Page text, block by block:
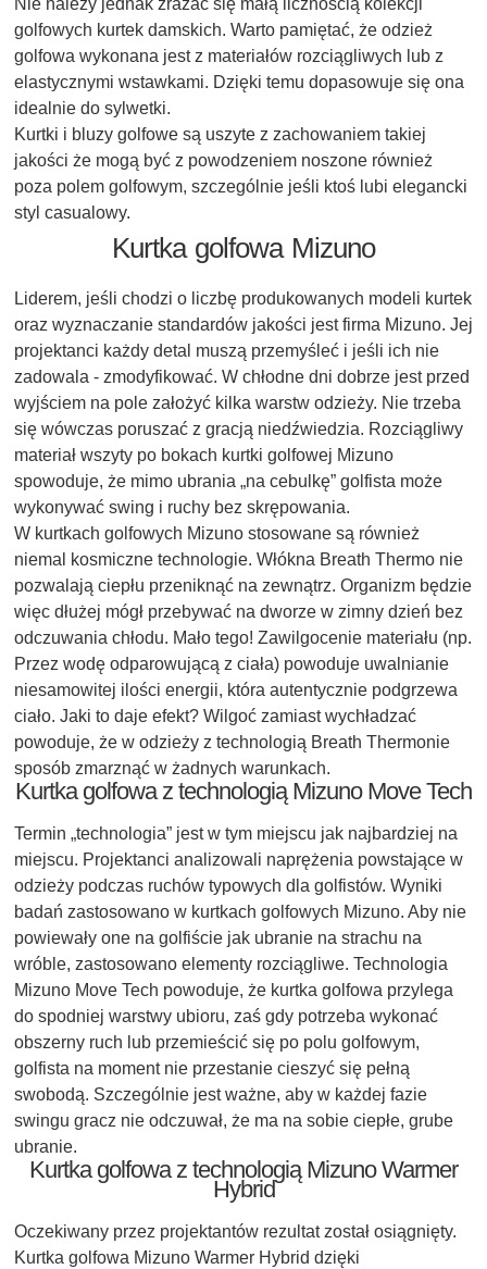
Nie należy jednak zrażać się małą licznością kolekcji
golfowych kurtek damskich. Warto pamiętać, że odzież
golfowa wykonana jest z materiałów rozciągliwych lub z
elastycznymi wstawkami. Dzięki temu dopasowuje się ona
idealnie do sylwetki.
Kurtki i bluzy golfowe są uszyte z zachowaniem takiej
jakości że mogą być z powodzeniem noszone również
poza polem golfowym, szczególnie jeśli ktoś lubi elegancki
styl casualowy.
Kurtka golfowa Mizuno
Liderem, jeśli chodzi o liczbę produkowanych modeli kurtek
oraz wyznaczanie standardów jakości jest firma Mizuno. Jej
projektanci każdy detal muszą przemyśleć i jeśli ich nie
zadowala - zmodyfikować. W chłodne dni dobrze jest przed
wyjściem na pole założyć kilka warstw odzieży. Nie trzeba
się wówczas poruszać z gracją niedźwiedzia. Rozciągliwy
materiał wszyty po bokach kurtki golfowej Mizuno
spowoduje, że mimo ubrania „na cebulkę” golfista może
wykonywać swing i ruchy bez skrępowania.
W kurtkach golfowych Mizuno stosowane są również
niemal kosmiczne technologie. Włókna Breath Thermo nie
pozwalają ciepłu przeniknąć na zewnątrz. Organizm będzie
więc dłużej mógł przebywać na dworze w zimny dzień bez
odczuwania chłodu. Mało tego! Zawilgocenie materiału (np.
Przez wodę odparowującą z ciała) powoduje uwalnianie
niesamowitej ilości energii, która autentycznie podgrzewa
ciało. Jaki to daje efekt? Wilgoć zamiast wychładzać
powoduje, że w odzieży z technologią Breath Thermonie
sposób zmarznąć w żadnych warunkach.
Kurtka golfowa z technologią Mizuno Move Tech
Termin „technologia” jest w tym miejscu jak najbardziej na
miejscu. Projektanci analizowali naprężenia powstające w
odzieży podczas ruchów typowych dla golfistów. Wyniki
badań zastosowano w kurtkach golfowych Mizuno. Aby nie
powiewały one na golfiście jak ubranie na strachu na
wróble, zastosowano elementy rozciągliwe. Technologia
Mizuno Move Tech powoduje, że kurtka golfowa przylega
do spodniej warstwy ubioru, zaś gdy potrzeba wykonać
obszerny ruch lub przemieścić się po polu golfowym,
golfista na moment nie przestanie cieszyć się pełną
swobodą. Szczególnie jest ważne, aby w każdej fazie
swingu gracz nie odczuwał, że ma na sobie ciepłe, grube
ubranie.
Kurtka golfowa z technologią Mizuno Warmer
Hybrid
Oczekiwany przez projektantów rezultat został osiągnięty.
Kurtka golfowa Mizuno Warmer Hybrid dzięki